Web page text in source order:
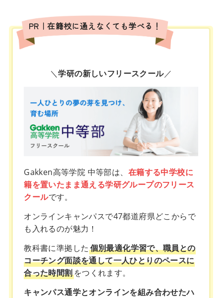
PR｜在籍校に通えなくても学べる！
＼学研の新しいフリースクール／
Gakken高等学院 中等部は、 在籍する中学校に
籍を置いたまま通える学研グループのフリース
クールです。
オンラインキャンパスで47都道府県どこからで
も入れるのが魅力！
教科書に準拠した 個別最適化学習で、職員との
コーチング面談を通して一人ひとりのペースに
合った時間割をつくれます。
キャンパス通学とオンラインを組み合わせたハ